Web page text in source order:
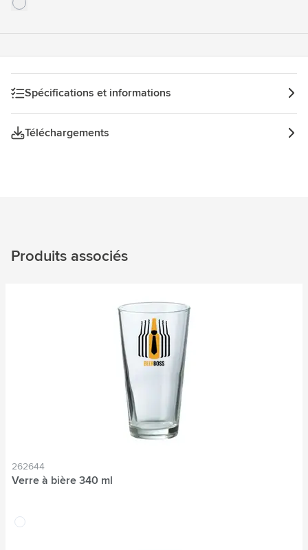
aux chocs. Capacité 490 ml. Fabriquée en Europe.
Spécifications et informations
Téléchargements
Produits associés
262644
Verre à bière 340 ml
translucide